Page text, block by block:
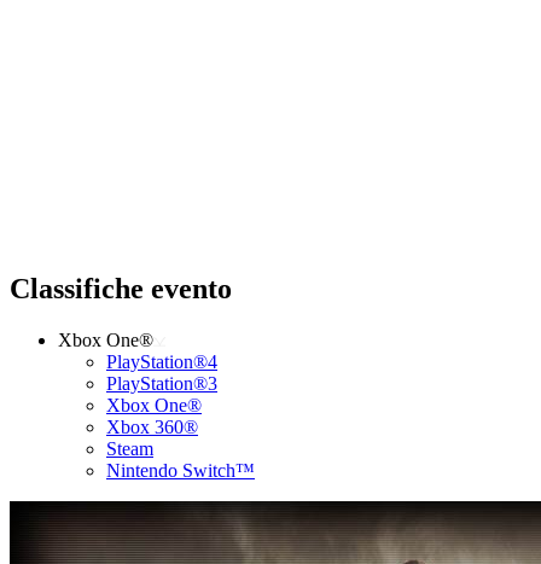
Classifiche evento
Xbox One®
PlayStation®4
PlayStation®3
Xbox One®
Xbox 360®
Steam
Nintendo Switch™